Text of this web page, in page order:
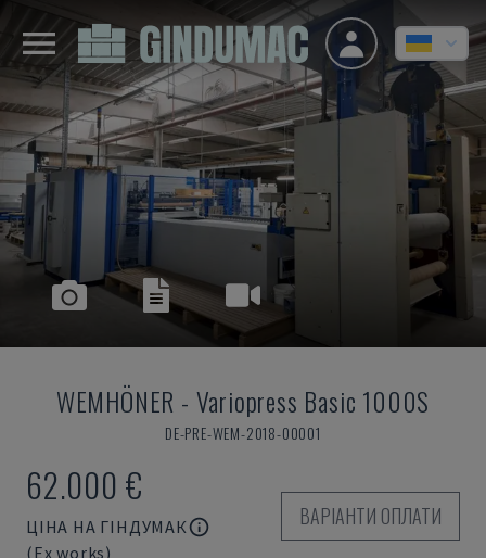
WEMHÖNER - Variopress Basic 1000S
DE-PRE-WEM-2018-00001
62.000 €
ЦІНА НА ГІНДУМАК
(Ex works)
ВАРІАНТИ ОПЛАТИ